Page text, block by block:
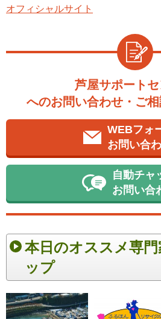
オフィシャルサイト
芦屋サポート
へのお問い合わせ・ご
WEBフォ
お問い合
自動チャ
お問い合
本日のオススメ専
ップ